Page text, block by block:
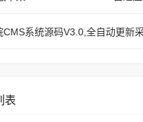
CMS系统源码V3.0,全自动更新
表